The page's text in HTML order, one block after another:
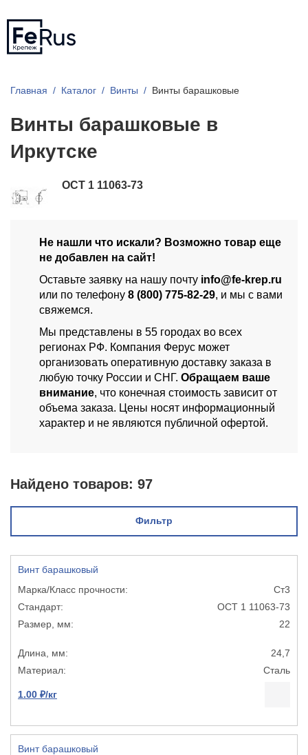
Главная Каталог Винты Винты барашковые
Винты барашковые в
Иркутске
ОСТ 1 11063-73
Не нашли что искали? Возможно товар еще
не добавлен на сайт!
Оставьте заявку на нашу почту info@fe-krep.ru
или по телефону 8 (800) 775-82-29, и мы с вами
свяжемся.
Мы представлены в 55 городах во всех
регионах РФ. Компания Ферус может
организовать оперативную доставку заказа в
любую точку России и СНГ. Обращаем ваше
внимание, что конечная стоимость зависит от
объема заказа. Цены носят информационный
характер и не являются публичной офертой.
Найдено товаров: 97
Фильтр
Винт барашковый
Ст3
ОСТ 1 11063-73
22
24,7
Сталь
1.00 ₽/кг
Винт барашковый